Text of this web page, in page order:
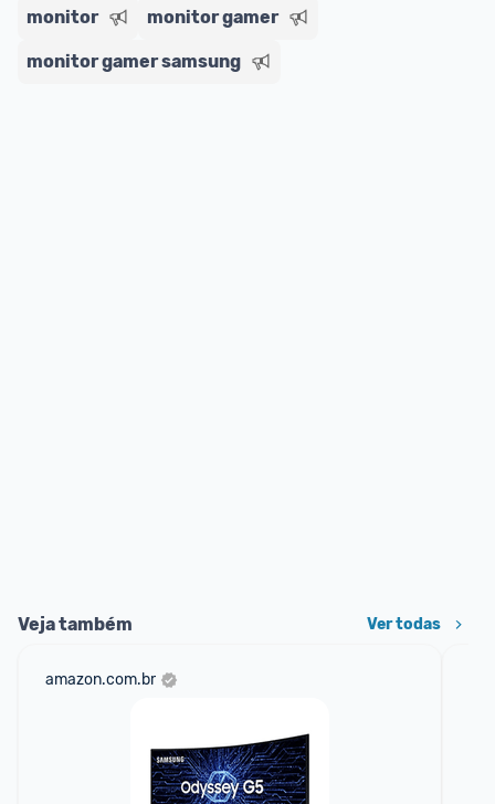
monitor
monitor gamer
monitor gamer samsung
Veja também Ver todas
amazon.com.br